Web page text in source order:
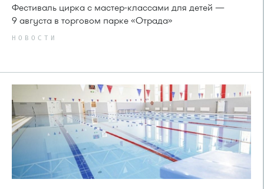
Фестиваль цирка с мастер-классами для детей —
9 августа в торговом парке «Отрада»
НОВОСТИ